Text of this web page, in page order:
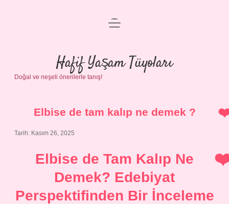
Anasayfa
Gizlilik Politikası
Yasal Uyarı
menüyü
Hafif Yaşam Tüyoları
Doğal ve neşeli önerilerle tanış!
Elbise de tam kalıp ne demek ?
Tarih: Kasım 26, 2025
Elbise de Tam Kalıp Ne
Demek? Edebiyat
Perspektifinden Bir İnceleme